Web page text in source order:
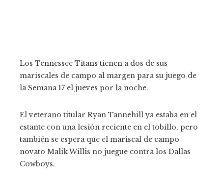
Los Tennessee Titans tienen a dos de sus
mariscales de campo al margen para su juego de
la Semana 17 el jueves por la noche.
El veterano titular Ryan Tannehill ya estaba en el
estante con una lesión reciente en el tobillo, pero
también se espera que el mariscal de campo
novato Malik Willis no juegue contra los Dallas
Cowboys.